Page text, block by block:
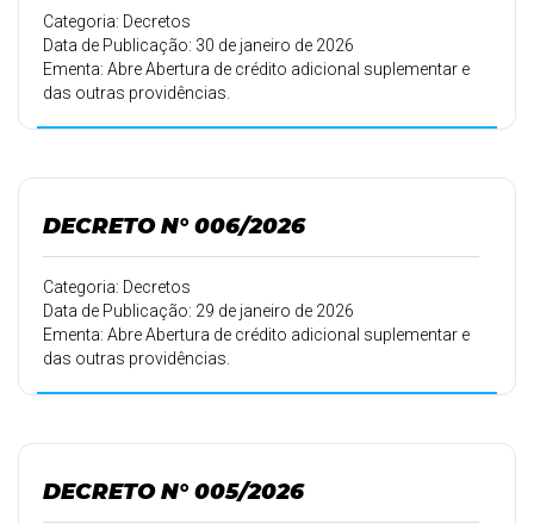
Categoria: Decretos
Data de Publicação: 30 de janeiro de 2026
Ementa: Abre Abertura de crédito adicional suplementar e
das outras providências.
DECRETO N° 006/2026
Categoria: Decretos
Data de Publicação: 29 de janeiro de 2026
Ementa: Abre Abertura de crédito adicional suplementar e
das outras providências.
DECRETO N° 005/2026